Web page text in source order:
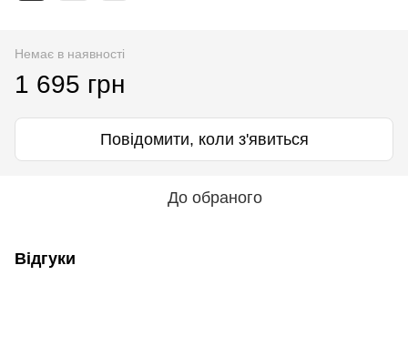
Немає в наявності
1 695 грн
Повідомити, коли з'явиться
До обраного
Відгуки